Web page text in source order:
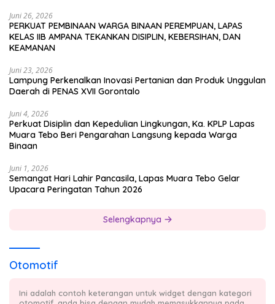
Juni 26, 2026
PERKUAT PEMBINAAN WARGA BINAAN PEREMPUAN, LAPAS
KELAS IIB AMPANA TEKANKAN DISIPLIN, KEBERSIHAN, DAN
KEAMANAN
Juni 23, 2026
Lampung Perkenalkan Inovasi Pertanian dan Produk Unggulan
Daerah di PENAS XVII Gorontalo
Juni 4, 2026
Perkuat Disiplin dan Kepedulian Lingkungan, Ka. KPLP Lapas
Muara Tebo Beri Pengarahan Langsung kepada Warga
Binaan
Juni 1, 2026
Semangat Hari Lahir Pancasila, Lapas Muara Tebo Gelar
Upacara Peringatan Tahun 2026
Selengkapnya
Otomotif
Ini adalah contoh keterangan untuk widget dengan kategori